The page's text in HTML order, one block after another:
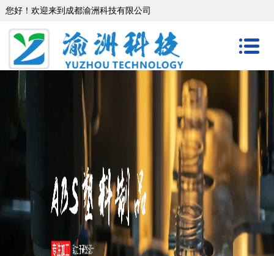
您好！欢迎来到成都渝洲科技有限公司